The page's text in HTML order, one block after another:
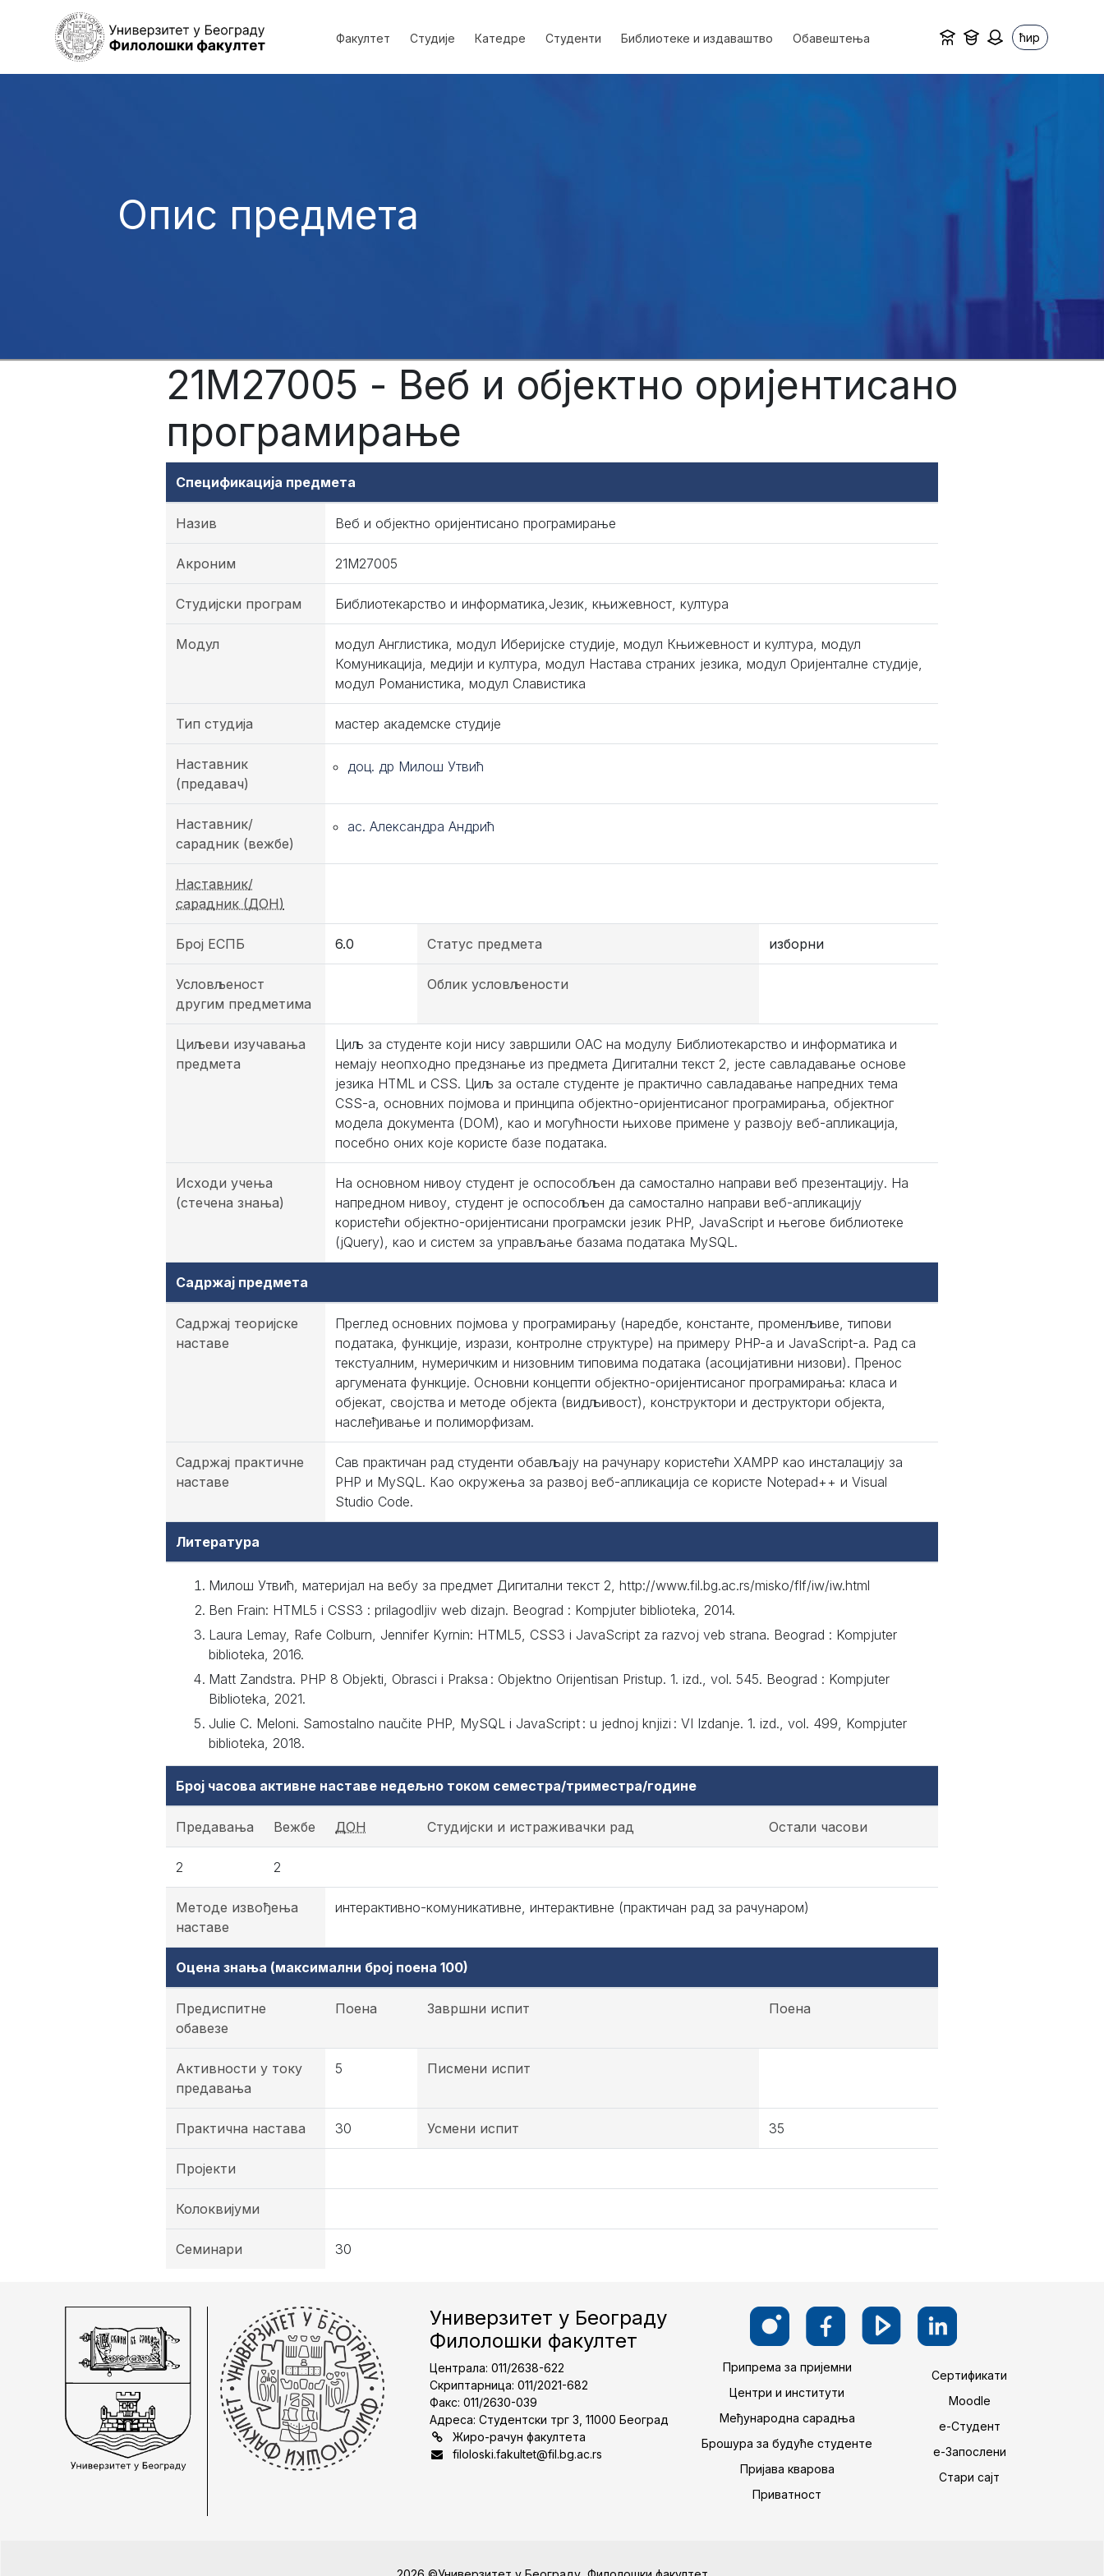
Факултет Студије Катедре Студенти Библиотеке и издаваштво Обавештења ћир
Опис предмета
21М27005 - Веб и објектно оријентисано
програмирање
Спецификација предмета
Назив Веб и објектно оријентисано програмирање
Акроним 21М27005
Студијски програм Библиотекарство и информатика,Језик, књижевност, култура
Модул
модул Англистика, модул Иберијске студије, модул Књижевност и култура, модул
Комуникација, медији и култура, модул Настава страних језика, модул Оријенталне студије,
модул Романистика, модул Славистика
Тип студија мастер академске студије
Наставник
(предавач)
доц. др Милош Утвић
Наставник/
сарадник (вежбе)
ас. Александра Андрић
Наставник/
сарадник (ДОН)
Број ЕСПБ 6.0 Статус предмета изборни
Условљеност
другим предметима
Облик условљености
Циљеви изучавања
предмета
Циљ за студенте који нису завршили ОАС на модулу Библиотекарство и информатика и
немају неопходно предзнање из предмета Дигитални текст 2, јесте савладавање основе
језика HTML и CSS. Циљ за остале студенте је практично савладавање напредних тема
CSS-а, основних појмова и принципа објектно-оријентисаног програмирања, објектног
модела документа (DOM), као и могућности њихове примене у развоју веб-апликација,
посебно оних које користе базе података.
Исходи учења
(стечена знања)
На основном нивоу студент је оспособљен да самостално направи веб презентацију. На
напредном нивоу, студент је оспособљен да самостално направи веб-апликацију
користећи објектно-оријентисани програмски језик PHP, JavaScript и његове библиотеке
(jQuery), као и систем за управљање базама података MySQL.
Садржај предмета
Садржај теоријске
наставе
Преглед основних појмова у програмирању (наредбе, константе, променљиве, типови
података, функције, изрази, контролне структуре) на примеру PHP-а и JavaScript-а. Рад са
текстуалним, нумеричким и низовним типовима података (асоцијативни низови). Пренос
аргумената функције. Основни концепти објектно-оријентисаног програмирања: класа и
објекат, својства и методе објекта (видљивост), конструктори и деструктори објекта,
наслеђивање и полиморфизам.
Садржај практичне
наставе
Сав практичан рад студенти обављају на рачунару користећи XAMPP као инсталацију за
PHP и MySQL. Као окружења за развој веб-апликација се користе Notepad++ и Visual
Studio Code.
Литература
Милош Утвић, материјал на вебу за предмет Дигитални текст 2, http://www.fil.bg.ac.rs/misko/flf/iw/iw.html
Ben Frain: HTML5 i CSS3 : prilagodljiv web dizajn. Beograd : Kompjuter biblioteka, 2014.
Laura Lemay, Rafe Colburn, Jennifer Kyrnin: HTML5, CSS3 i JavaScript za razvoj veb strana. Beograd : Kompjuter
biblioteka, 2016.
Matt Zandstra. PHP 8 Objekti, Obrasci i Praksa : Objektno Orijentisan Pristup. 1. izd., vol. 545. Beograd : Kompjuter
Biblioteka, 2021.
Julie C. Meloni. Samostalno naučite PHP, MySQL i JavaScript : u jednoj knjizi : VI Izdanje. 1. izd., vol. 499, Kompjuter
biblioteka, 2018.
Број часова активне наставе недељно током семестра/триместра/године
Предавања Вежбе ДОН Студијски и истраживачки рад Остали часови
2 2
Методе извођења
наставе
интерактивно-комуникативне, интерактивне (практичан рад за рачунаром)
Оцена знања (максимални број поена 100)
Предиспитне
обавезе
Поена Завршни испит Поена
Активности у току
предавања
5 Писмени испит
Практична настава 30 Усмени испит 35
Пројекти
Колоквијуми
Семинари 30
Универзитет у Београду
Филолошки факултет
Централа: 011/2638-622
Скриптарница: 011/2021-682
Факс: 011/2630-039
Адреса: Студентски трг 3, 11000 Београд
Жиро-рачун факултета
filoloski.fakultet@fil.bg.ac.rs
Припрема за пријемни
Центри и институти
Међународна сарадња
Брошура за будуће студенте
Пријава кварова
Приватност
Сертификати
Moodle
е-Студент
е-Запослени
Стари сајт